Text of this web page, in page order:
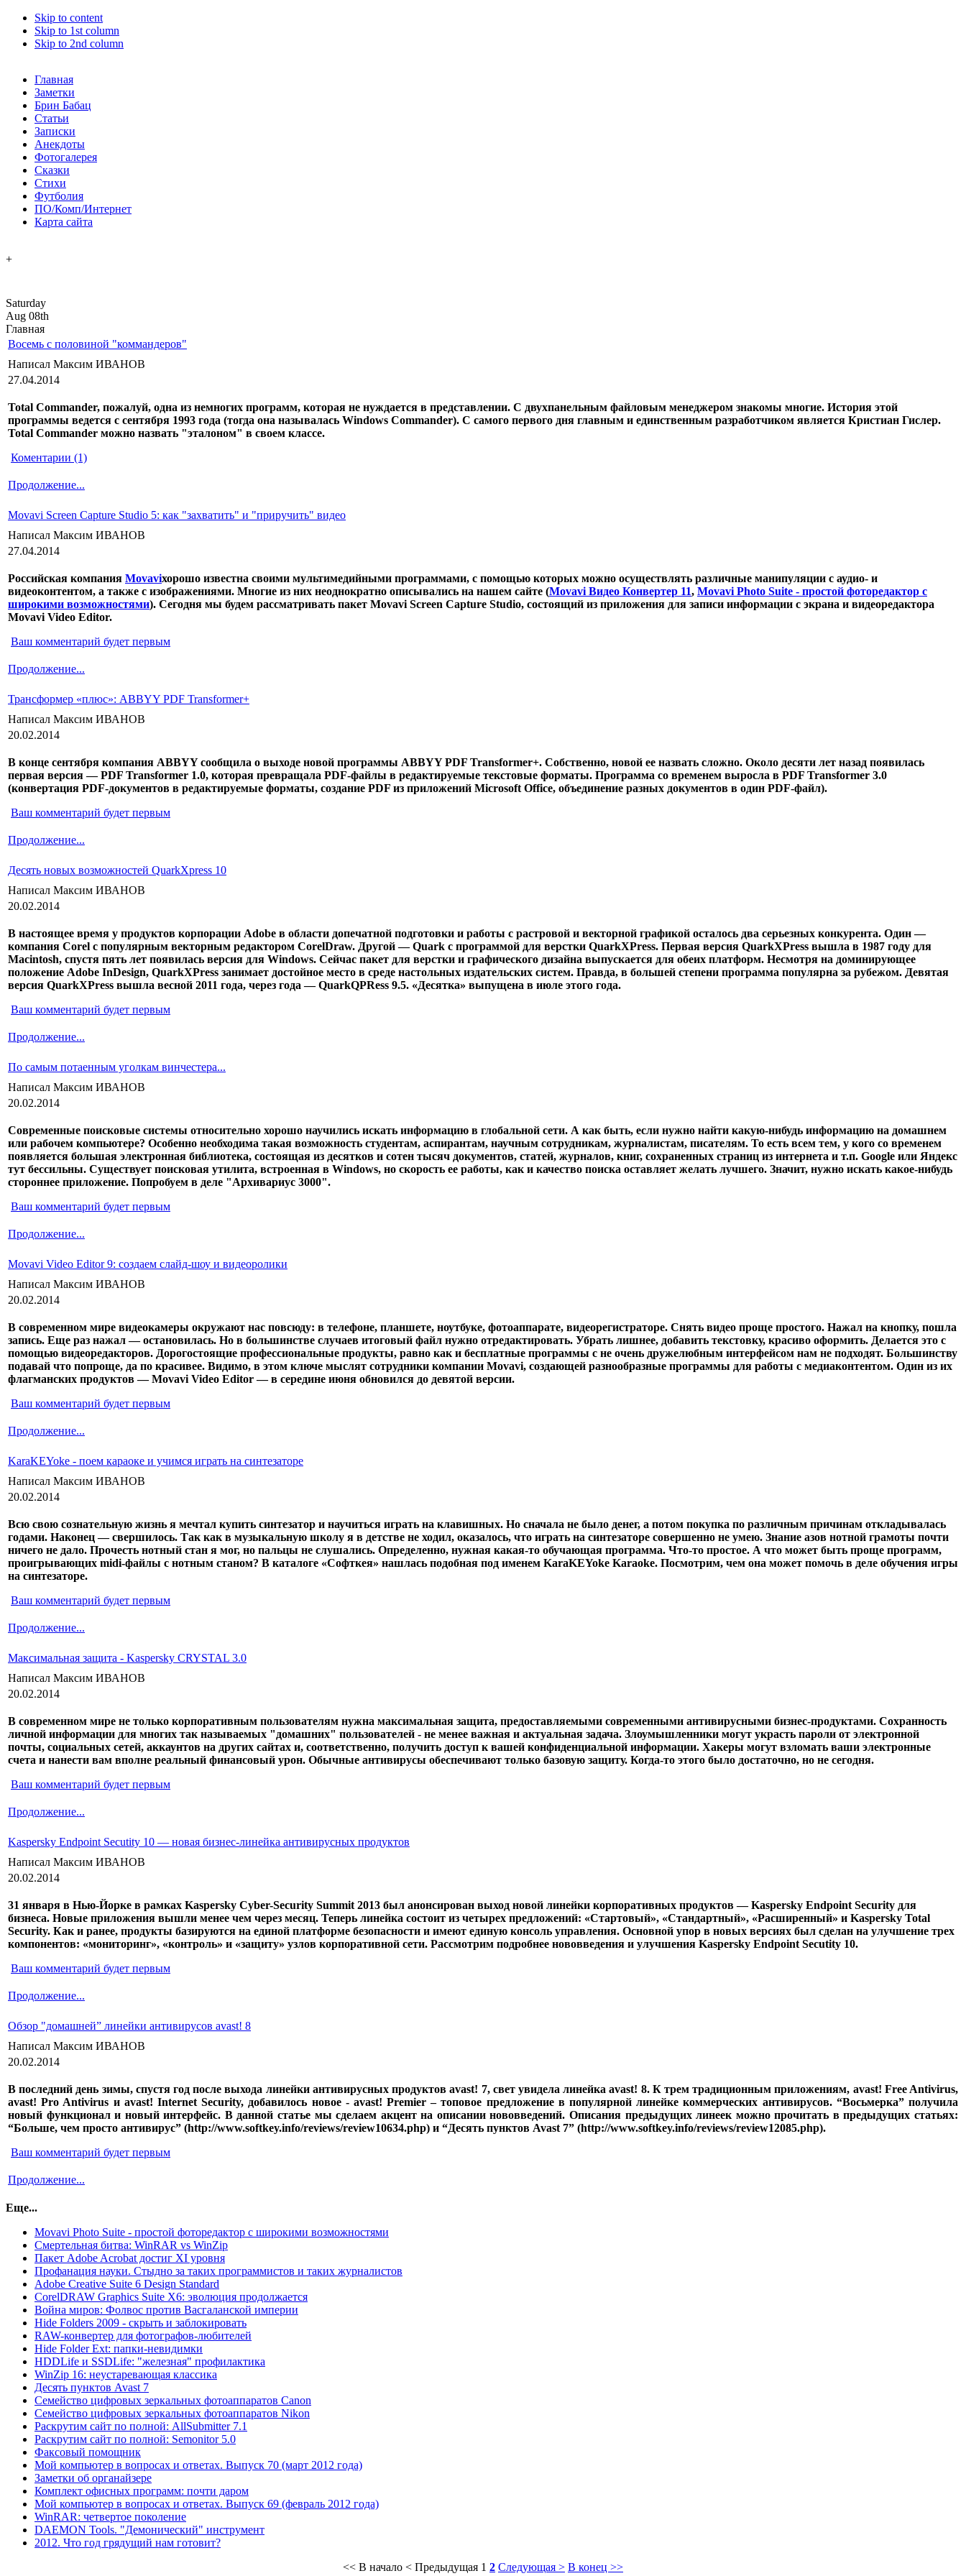
Skip to content
Skip to 1st column
Skip to 2nd column
Главная
Заметки
Брин Бабац
Статьи
Записки
Анекдоты
Фотогалерея
Сказки
Стихи
Футболия
ПО/Комп/Интернет
Карта сайта
+
Saturday
Aug 08th
Главная
Восемь с половиной "коммандеров"
Написал Максим ИВАНОВ
27.04.2014
Total Commander, пожалуй, одна из немногих программ, которая не нуждается в представлении. С двухпанельным файловым менеджером знакомы многие. История этой
программы ведется с сентября 1993 года (тогда она называлась Windows Commander). С самого первого дня главным и единственным разработчиком является Кристиан Гислер.
Total Commander можно назвать "эталоном" в своем классе.
Коментарии (1)
Продолжение...
Movavi Screen Capture Studio 5: как "захватить" и "приручить" видео
Написал Максим ИВАНОВ
27.04.2014
Российская компания Movaviхорошо известна своими мультимедийными программами, с помощью которых можно осуществлять различные манипуляции с аудио- и
видеоконтентом, а также с изображениями. Многие из них неоднократно описывались на нашем сайте (Movavi Видео Конвертер 11, Movavi Photo Suite - простой фоторедактор с
широкими возможностями). Сегодня мы будем рассматривать пакет Movavi Screen Capture Studio, состоящий из приложения для записи информации с экрана и видеоредактора
Movavi Video Editor.
Ваш комментарий будет первым
Продолжение...
Трансформер «плюс»: ABBYY PDF Transformer+
Написал Максим ИВАНОВ
20.02.2014
В конце сентября компания ABBYY сообщила о выходе новой программы ABBYY PDF Transformer+. Собственно, новой ее назвать сложно. Около десяти лет назад появилась
первая версия — PDF Transformer 1.0, которая превращала PDF-файлы в редактируемые текстовые форматы. Программа со временем выросла в PDF Transformer 3.0
(конвертация PDF-документов в редактируемые форматы, создание PDF из приложений Microsoft Office, объединение разных документов в один PDF-файл).
Ваш комментарий будет первым
Продолжение...
Десять новых возможностей QuarkXpress 10
Написал Максим ИВАНОВ
20.02.2014
В настоящее время у продуктов корпорации Adobe в области допечатной подготовки и работы с растровой и векторной графикой осталось два серьезных конкурента. Один —
компания Corel с популярным векторным редактором CorelDraw. Другой — Quark с программой для верстки QuarkXPress. Первая версия QuarkXPress вышла в 1987 году для
Macintosh, спустя пять лет появилась версия для Windows. Сейчас пакет для верстки и графического дизайна выпускается для обеих платформ. Несмотря на доминирующее
положение Adobe InDesign, QuarkXPress занимает достойное место в среде настольных издательских систем. Правда, в большей степени программа популярна за рубежом. Девятая
версия QuarkXPress вышла весной 2011 года, через года — QuarkQPRess 9.5. «Десятка» выпущена в июле этого года.
Ваш комментарий будет первым
Продолжение...
По самым потаенным уголкам винчестера...
Написал Максим ИВАНОВ
20.02.2014
Современные поисковые системы относительно хорошо научились искать информацию в глобальной сети. А как быть, если нужно найти какую-нибудь информацию на домашнем
или рабочем компьютере? Особенно необходима такая возможность студентам, аспирантам, научным сотрудникам, журналистам, писателям. То есть всем тем, у кого со временем
появляется большая электронная библиотека, состоящая из десятков и сотен тысяч документов, статей, журналов, книг, сохраненных страниц из интернета и т.п. Google или Яндекс
тут бессильны. Существует поисковая утилита, встроенная в Windows, но скорость ее работы, как и качество поиска оставляет желать лучшего. Значит, нужно искать какое-нибудь
стороннее приложение. Попробуем в деле "Архивариус 3000".
Ваш комментарий будет первым
Продолжение...
Movavi Video Editor 9: создаем слайд-шоу и видеоролики
Написал Максим ИВАНОВ
20.02.2014
В современном мире видеокамеры окружают нас повсюду: в телефоне, планшете, ноутбуке, фотоаппарате, видеорегистраторе. Снять видео проще простого. Нажал на кнопку, пошла
запись. Еще раз нажал — остановилась. Но в большинстве случаев итоговый файл нужно отредактировать. Убрать лишнее, добавить текстовку, красиво оформить. Делается это с
помощью видеоредакторов. Дорогостоящие профессиональные продукты, равно как и бесплатные программы с не очень дружелюбным интерфейсом нам не подходят. Большинству
подавай что попроще, да по красивее. Видимо, в этом ключе мыслят сотрудники компании Movavi, создающей разнообразные программы для работы с медиаконтентом. Один из их
флагманских продуктов — Movavi Video Editor — в середине июня обновился до девятой версии.
Ваш комментарий будет первым
Продолжение...
KaraKEYoke - поем караоке и учимся играть на синтезаторе
Написал Максим ИВАНОВ
20.02.2014
Всю свою сознательную жизнь я мечтал купить синтезатор и научиться играть на клавишных. Но сначала не было денег, а потом покупка по различным причинам откладывалась
годами. Наконец — свершилось. Так как в музыкальную школу я в детстве не ходил, оказалось, что играть на синтезаторе совершенно не умею. Знание азов нотной грамоты почти
ничего не дало. Прочесть нотный стан я мог, но пальцы не слушались. Определенно, нужная какая-то обучающая программа. Что-то простое. А что может быть проще программ,
проигрывающих midi-файлы с нотным станом? В каталоге «Софткея» нашлась подобная под именем KaraKEYoke Karaoke. Посмотрим, чем она может помочь в деле обучения игры
на синтезаторе.
Ваш комментарий будет первым
Продолжение...
Максимальная защита - Kaspersky CRYSTAL 3.0
Написал Максим ИВАНОВ
20.02.2014
В современном мире не только корпоративным пользователям нужна максимальная защита, предоставляемыми современными антивирусными бизнес-продуктами. Сохранность
личной информации для многих так называемых "домашних" пользователей - не менее важная и актуальная задача. Злоумышленники могут украсть пароли от электронной
почты, социальных сетей, аккаунтов на других сайтах и, соответственно, получить доступ к вашей конфиденциальной информации. Хакеры могут взломать ваши электронные
счета и нанести вам вполне реальный финансовый урон. Обычные антивирусы обеспечивают только базовую защиту. Когда-то этого было достаточно, но не сегодня.
Ваш комментарий будет первым
Продолжение...
Kaspersky Endpoint Secutity 10 — новая бизнес-линейка антивирусных продуктов
Написал Максим ИВАНОВ
20.02.2014
31 января в Нью-Йорке в рамках Kaspersky Cyber-Security Summit 2013 был анонсирован выход новой линейки корпоративных продуктов — Kaspersky Endpoint Security для
бизнеса. Новые приложения вышли менее чем через месяц. Теперь линейка состоит из четырех предложений: «Стартовый», «Стандартный», «Расширенный» и Kaspersky Total
Security. Как и ранее, продукты базируются на единой платформе безопасности и имеют единую консоль управления. Основной упор в новых версиях был сделан на улучшение трех
компонентов: «мониторинг», «контроль» и «защиту» узлов корпоративной сети. Рассмотрим подробнее нововведения и улучшения Kaspersky Endpoint Secutity 10.
Ваш комментарий будет первым
Продолжение...
Обзор "домашней” линейки антивирусов avast! 8
Написал Максим ИВАНОВ
20.02.2014
В последний день зимы, спустя год после выхода линейки антивирусных продуктовavast! 7, свет увидела линейкаavast! 8. К трем традиционным приложениям, avast! Free Antivirus,
avast! Pro Antivirus и avast! Internet Security, добавилось новое - avast! Premier –топовое предложение в популярной линейке коммерческих антивирусов. “Восьмерка” получила
новый функционал и новый интерфейс. В данной статье мы сделаем акцент на описании нововведений. Описания предыдущих линеек можно прочитать в предыдущих статьях:
“Больше, чем просто антивирус” (http://www.softkey.info/reviews/review10634.php) и “Десять пунктов Avast 7” (http://www.softkey.info/reviews/review12085.php).
Ваш комментарий будет первым
Продолжение...
Еще...
Movavi Photo Suite - простой фоторедактор с широкими возможностями
Смертельная битва: WinRAR vs WinZip
Пакет Adobe Acrobat достиг XI уровня
Профанация науки. Стыдно за таких программистов и таких журналистов
Adobe Creative Suite 6 Design Standard
CorelDRAW Graphics Suite X6: эволюция продолжается
Война миров: Фолвос против Васгаланской империи
Hide Folders 2009 - скрыть и заблокировать
RAW-конвертер для фотографов-любителей
Hide Folder Ext: папки-невидимки
HDDLife и SSDLife: "железная" профилактика
WinZip 16: неустаревающая классика
Десять пунктов Avast 7
Семейство цифровых зеркальных фотоаппаратов Canon
Семейство цифровых зеркальных фотоаппаратов Nikon
Раскрутим сайт по полной: AllSubmitter 7.1
Раскрутим сайт по полной: Semonitor 5.0
Факсовый помощник
Мой компьютер в вопросах и ответах. Выпуск 70 (март 2012 года)
Заметки об органайзере
Комплект офисных программ: почти даром
Мой компьютер в вопросах и ответах. Выпуск 69 (февраль 2012 года)
WinRAR: четвертое поколение
DAEMON Tools. "Демонический" инструмент
2012. Что год грядущий нам готовит?
<< В начало < Предыдущая 1 2 Следующая > В конец >>